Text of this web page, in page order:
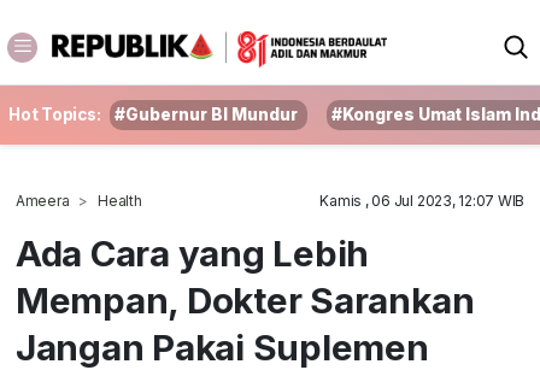
Hot Topics: #Gubernur BI Mundur #Kongres Umat Islam
Ameera Health Kamis , 06 Jul 2023, 12:07 WIB
Ada Cara yang Lebih
Mempan, Dokter Sarankan
Jangan Pakai Suplemen